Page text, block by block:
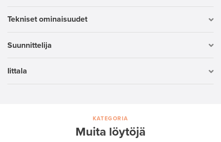
Tekniset ominaisuudet
Suunnittelija
Iittala
KATEGORIA
Muita löytöjä